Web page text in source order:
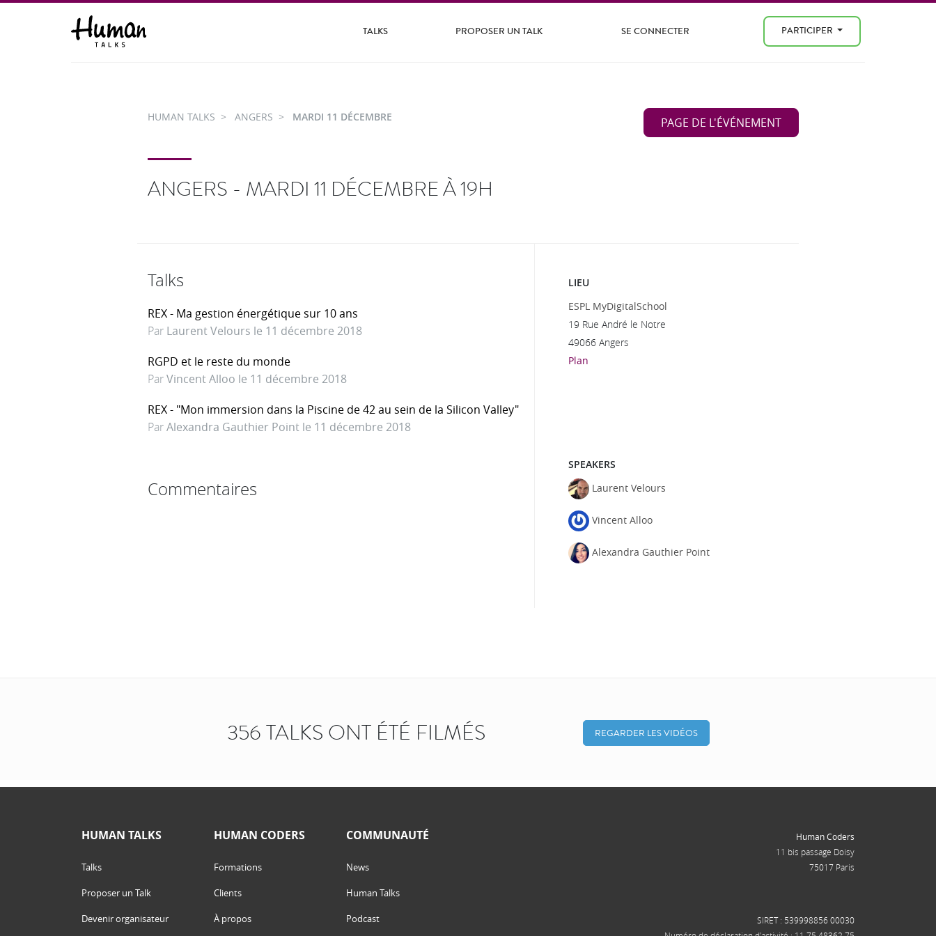
TALKS PROPOSER UN TALK SE CONNECTER PARTICIPER
PAGE DE L'ÉVÉNEMENT
HUMAN TALKS ANGERS MARDI 11 DÉCEMBRE
ANGERS - MARDI 11 DÉCEMBRE À 19H
Talks
REX - Ma gestion énergétique sur 10 ans
Par Laurent Velours le 11 décembre 2018
RGPD et le reste du monde
ParVincent Alloo le 11 décembre 2018
REX - "Mon immersion dans la Piscine de 42 au sein de la Silicon Valley"
ParAlexandra Gauthier Point le 11 décembre 2018
Commentaires
LIEU
ESPL MyDigitalSchool
19 Rue André le Notre
49066 Angers
Plan
SPEAKERS
Laurent Velours
Vincent Alloo
Alexandra Gauthier Point
356 TALKS ONT ÉTÉ FILMÉS REGARDER LES VIDÉOS
HUMAN TALKS
Talks
Proposer un Talk
Devenir organisateur
HUMAN CODERS
Formations
Clients
À propos
COMMUNAUTÉ
News
Human Talks
Podcast
Human Coders
11 bis passage Doisy
75017 Paris
SIRET : 539998856 00030